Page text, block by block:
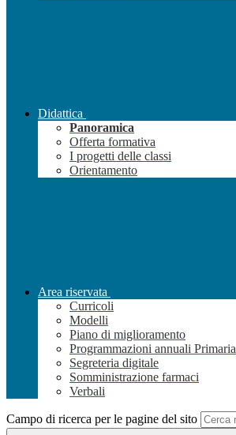
Didattica
Panoramica
Offerta formativa
I progetti delle classi
Orientamento
Area riservata
Curricoli
Modelli
Piano di miglioramento
Programmazioni annuali Primaria
Segreteria digitale
Somministrazione farmaci
Verbali
Campo di ricerca per le pagine del sito